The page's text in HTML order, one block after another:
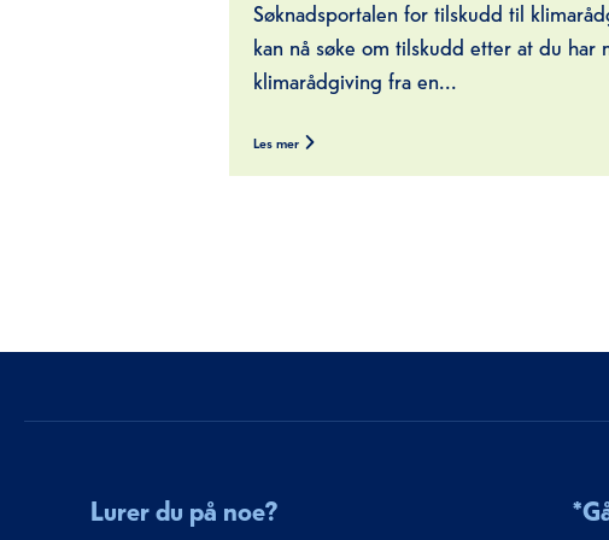
Søknadsportalen for tilskudd til
kan nå søke om tilskudd etter at du har
klimarådgiving fra en...
Les mer
Lurer du på noe?